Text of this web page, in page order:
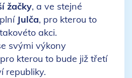
žačky, a ve stejné
Julča, pro kterou to
akci.
svými výkony
kterou to bude již třetí
republiky.